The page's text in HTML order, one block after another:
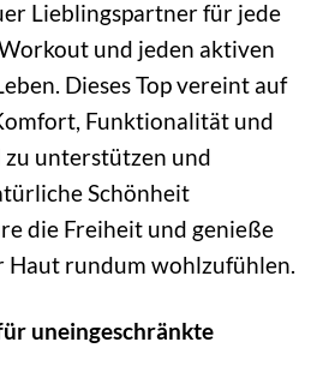
Lieblingspartner für jede
und jeden aktiven
Dieses Top vereint auf
Funktionalität und
unterstützen und
Schönheit
die Freiheit und genieße
Haut rundum wohlzufühlen.
uneingeschränkte